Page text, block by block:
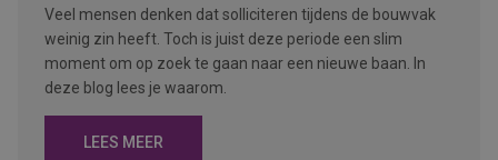
Veel mensen denken dat solliciteren tijdens de bouwvak
weinig zin heeft. Toch is juist deze periode een slim
moment om op zoek te gaan naar een nieuwe baan. In
deze blog lees je waarom.
LEES MEER